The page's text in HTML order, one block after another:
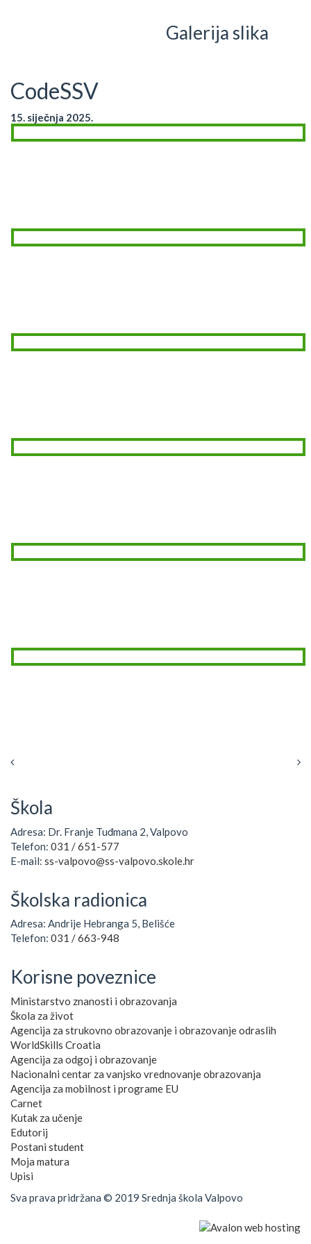
Galerija slika
CodeSSV
15. siječnja 2025.
Škola
Adresa: Dr. Franje Tuđmana 2, Valpovo
Telefon: 031 / 651-577
E-mail: ss-valpovo@ss-valpovo.skole.hr
Školska radionica
Adresa: Andrije Hebranga 5, Belišće
Telefon: 031 / 663-948
Korisne poveznice
Ministarstvo znanosti i obrazovanja
Škola za život
Agencija za strukovno obrazovanje i obrazovanje odraslih
WorldSkills Croatia
Agencija za odgoj i obrazovanje
Nacionalni centar za vanjsko vrednovanje obrazovanja
Agencija za mobilnost i programe EU
Carnet
Kutak za učenje
Edutorij
Postani student
Moja matura
Upisi
Sva prava pridržana © 2019 Srednja škola Valpovo